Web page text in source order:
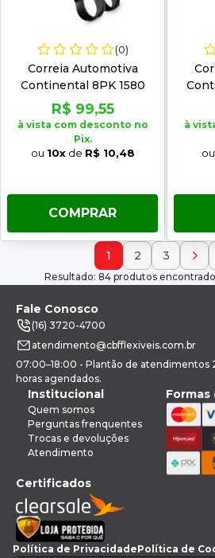
(0)
Correia Automotiva
Continental 8PK 1580
R$ 99,55
à vista com desconto no
Pix.
ou 10xde R$ 10,48
COMPRAR
à
ou
Resultado: 84 produtos
1 2 3
Fale Conosco
(16) 3720-4700
atendimento@cbfflexiveis.com.br
07:00–18:00 - Plantão de atendimentos
horas agendados.
Institucional
Quem somos
Perguntas frenquentes
Trocas e devoluções
Atendimento
Certificados
Política de PrivacidadePolítica de